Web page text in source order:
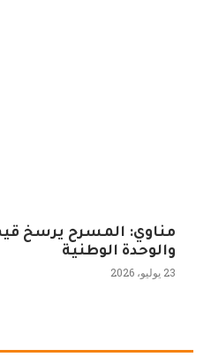
مناوي: المسرح يرسخ
والوحدة الوطنية
23 يوليو، 2026